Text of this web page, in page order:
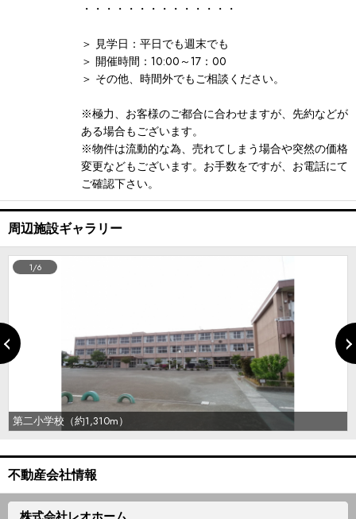
・・・・・・・・・・・・・・
＞ 見学日：平日でも週末でも
＞ 開催時間：10:00～17：00
＞ その他、時間外でもご相談ください。
※極力、お客様のご都合に合わせますが、先約などが
ある場合もございます。
※物件は流動的な為、売れてしまう場合や突然の価格
変更などもございます。お手数をですが、お電話にて
ご確認下さい。
周辺施設ギャラリー
第二小学校（約1,310m）
1/6
不動産会社情報